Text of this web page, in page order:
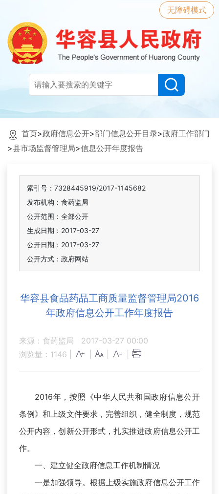
无障碍模式
首页>政府信息公开>部门信息公开目录>政府工作部门
>县市场监督管理局>信息公开年度报告
索引号：7328445919/2017-1145682
发布机构：食药监局
公开范围：全部公开
生成日期：2017-03-27
公开日期：2017-03-27
公开方式：政府网站
华容县食品药品工商质量监督管理局2016
年政府信息公开工作年度报告
来源：食药监局
2017-03-27 00:00
浏览量： 1146
2016年，按照《中华人民共和国政府信息公开
条例》和上级文件要求，完善组织，健全制度，规范
公开内容，创新公开形式，扎实推进政府信息公开工
作。
一、建立健全政府信息工作机制情况
一是加强领导。根据上级实施政府信息公开工作